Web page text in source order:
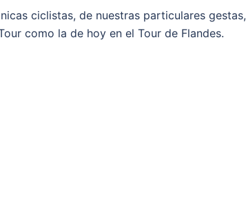
ciclistas, de nuestras particulares gestas,
como la de hoy en el Tour de Flandes.